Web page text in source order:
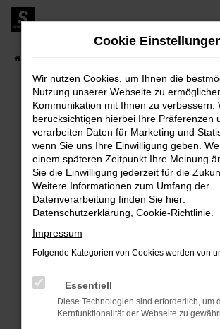
Zum
Hauptinhalt
FEHLER: NETWORK
Beim Laden ist ein Fehler aufgetreten.
Hier sind ein paar Tipps, die dir helfen
Überprüfe deine Firewall und
Internetverbindung.
Laden andere Webseiten, zum
Suchmaschine?
Prüfe deine
können das Laden bestimmter
verhindern. Funktioniert die Seite in
anderen Browser oder in einem
Cookie
Wir nutzen Cookies, um Ihnen die
Nutzung unserer Webseite zu
Kommunikation mit Ihnen zu verbessern.
berücksichtigen hierbei Ihre Präferenzen
verarbeiten Daten für Marketing und
wenn Sie uns Ihre Einwilligung geben.
einem späteren Zeitpunkt Ihre Meinung
Sie die Einwilligung jederzeit für die
Weitere Informationen zum Umfang der
Datenverarbeitung finden Sie hier:
Datenschutzerklärung Cookie-Richtlinie
Impressum
Folgende Kategorien von Cookies werden von
Essentiell
Diese Technologien sind erforderlich, um
Kernfunktionalität der Webseite zu